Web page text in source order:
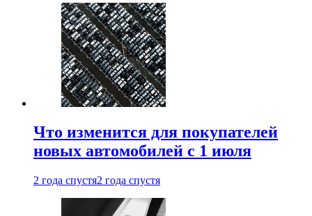
Что изменится для покупателей
новых автомобилей с 1 июля
2 года спустя2 года спустя